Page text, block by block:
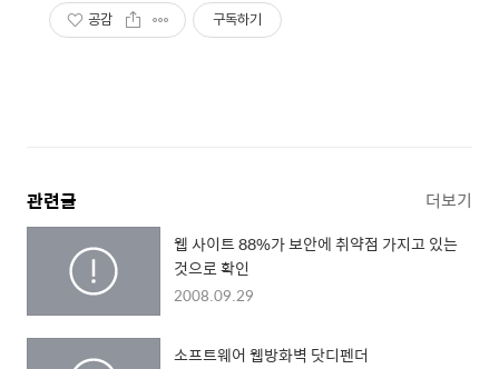
공감 구독하기
관련글 더보기
웹 사이트 88%가 보안에 취약점 가지고 있는
것으로 확인
2008.09.29
소프트웨어 웹방화벽 닷디펜더